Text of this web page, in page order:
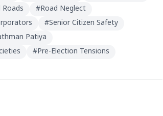
#Road Neglect
#Senior Citizen Safety
Patiya
#Pre-Election Tensions